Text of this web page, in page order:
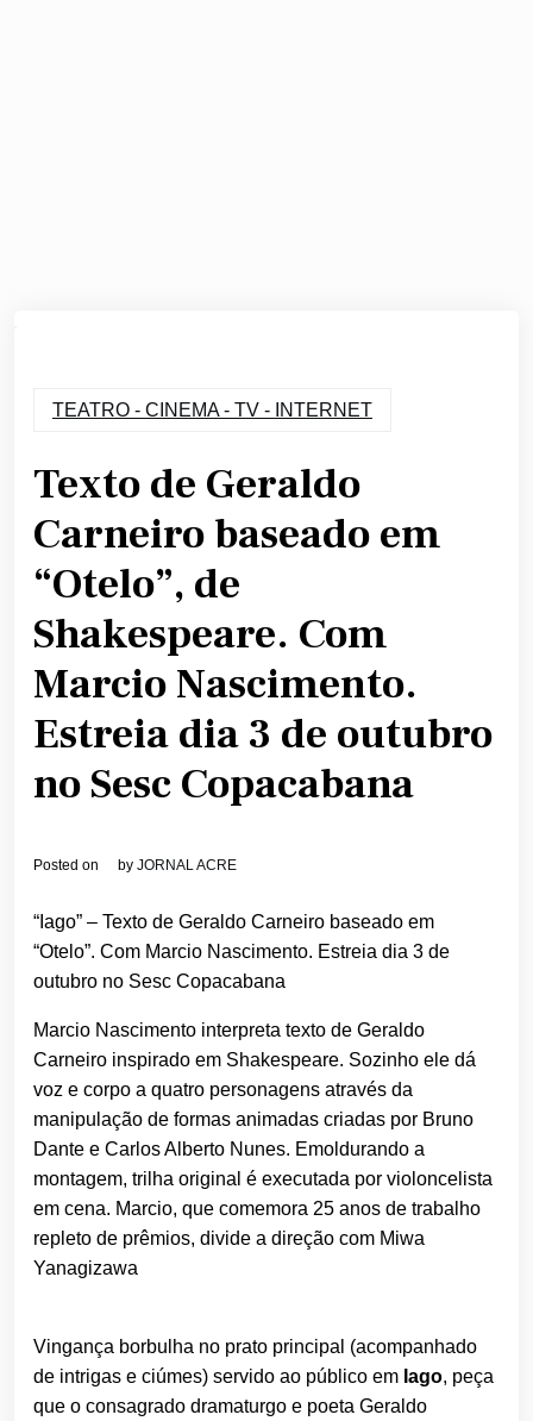
TEATRO - CINEMA - TV - INTERNET
Texto de Geraldo
Carneiro baseado em
“Otelo”, de
Shakespeare. Com
Marcio Nascimento.
Estreia dia 3 de outubro
no Sesc Copacabana
Posted on by JORNAL ACRE
“Iago” – Texto de Geraldo Carneiro baseado em
“Otelo”. Com Marcio Nascimento. Estreia dia 3 de
outubro no Sesc Copacabana
Marcio Nascimento interpreta texto de Geraldo
Carneiro inspirado em Shakespeare. Sozinho ele dá
voz e corpo a quatro personagens através da
manipulação de formas animadas criadas por Bruno
Dante e Carlos Alberto Nunes. Emoldurando a
montagem, trilha original é executada por violoncelista
em cena. Marcio, que comemora 25 anos de trabalho
repleto de prêmios, divide a direção com Miwa
Yanagizawa
Vingança borbulha no prato principal (acompanhado
de intrigas e ciúmes) servido ao público em Iago, peça
que o consagrado dramaturgo e poeta Geraldo